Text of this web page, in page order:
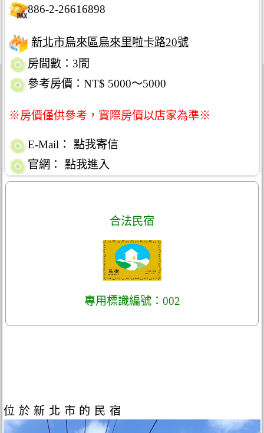
886-2-26616898
新北市烏來區烏來里啦卡路20號
房間數：3間
參考房價：NT$ 5000～5000
※房價僅供參考，實際房價以店家為準※
E-Mail：
點我寄信
官網：
點我進入
合法民宿
專用標識編號：002
位於新北市的民宿